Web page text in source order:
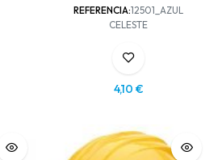
REFERENCIA:12501_AZUL
CELESTE
4,10 €